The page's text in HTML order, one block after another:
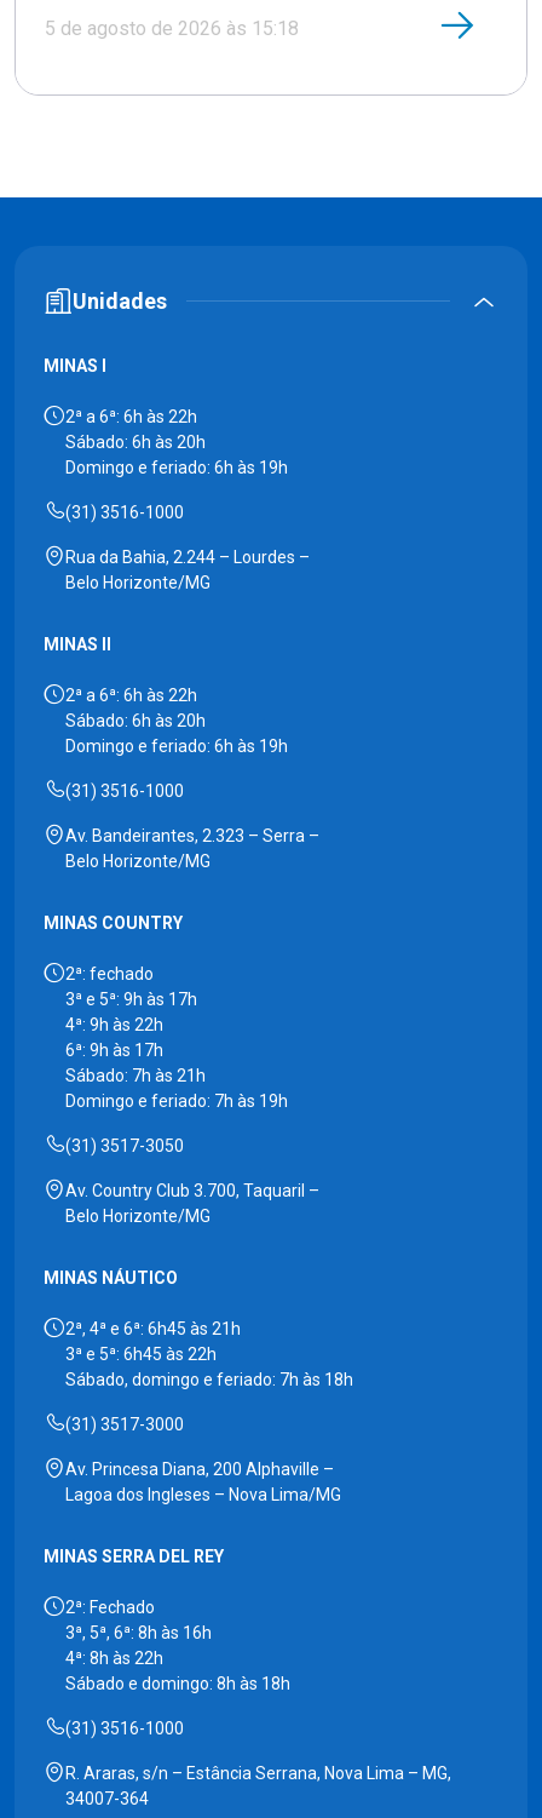
5 de agosto de 2026 às 15:18
Unidades
MINAS I
2ª a 6ª: 6h às 22h
Sábado: 6h às 20h
Domingo e feriado: 6h às 19h
(31) 3516-1000
Rua da Bahia, 2.244 – Lourdes –
Belo Horizonte/MG
MINAS II
2ª a 6ª: 6h às 22h
Sábado: 6h às 20h
Domingo e feriado: 6h às 19h
(31) 3516-1000
Av. Bandeirantes, 2.323 – Serra –
Belo Horizonte/MG
MINAS COUNTRY
2ª: fechado
3ª e 5ª: 9h às 17h
4ª: 9h às 22h
6ª: 9h às 17h
Sábado: 7h às 21h
Domingo e feriado: 7h às 19h
(31) 3517-3050
Av. Country Club 3.700, Taquaril –
Belo Horizonte/MG
MINAS NÁUTICO
2ª, 4ª e 6ª: 6h45 às 21h
3ª e 5ª: 6h45 às 22h
Sábado, domingo e feriado: 7h às 18h
(31) 3517-3000
Av. Princesa Diana, 200 Alphaville –
Lagoa dos Ingleses – Nova Lima/MG
MINAS SERRA DEL REY
2ª: Fechado
3ª, 5ª, 6ª: 8h às 16h
4ª: 8h às 22h
Sábado e domingo: 8h às 18h
(31) 3516-1000
R. Araras, s/n – Estância Serrana, Nova Lima – MG,
34007-364